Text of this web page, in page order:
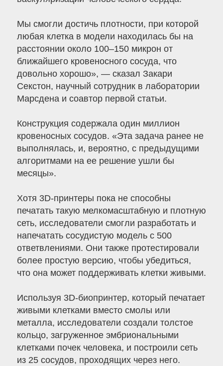
Мы смогли достичь плотности, при которой
любая клетка в модели находилась бы на
расстоянии около 100–150 микрон от
ближайшего кровеносного сосуда, что
довольно хорошо», — сказал Закари
Секстон, научный сотрудник в лаборатории
Марсдена и соавтор первой статьи.
Конструкция содержала один миллион
кровеносных сосудов. «Эта задача ранее не
выполнялась, и, вероятно, с предыдущими
алгоритмами на ее решение ушли бы
месяцы».
Хотя 3D-принтеры пока не способны
печатать такую ​​мелкомасштабную и плотную
сеть, исследователи смогли разработать и
напечатать сосудистую модель с 500
ответвлениями. Они также протестировали
более простую версию, чтобы убедиться,
что она может поддерживать клетки живыми.
Используя 3D-биопринтер, который печатает
живыми клетками вместо смолы или
металла, исследователи создали толстое
кольцо, загруженное эмбриональными
клетками почек человека, и построили сеть
из 25 сосудов, проходящих через него.